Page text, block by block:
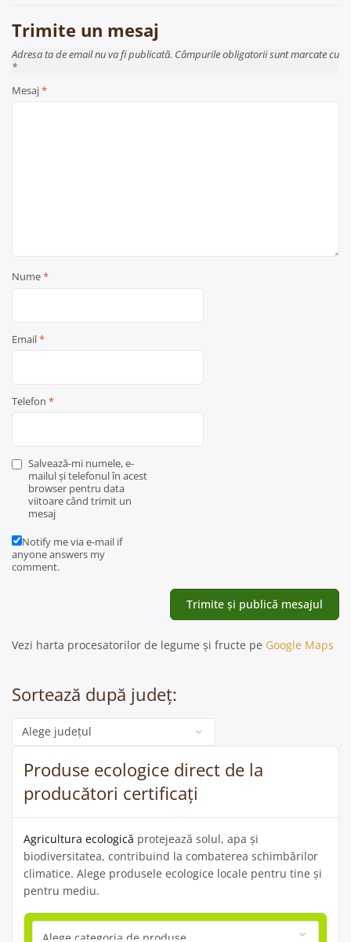
Trimite un mesaj
Adresa ta de email nu va fi publicată. Câmpurile obligatorii sunt marcate cu
*
Mesaj*
Nume*
Email*
Telefon *
Salvează-mi numele, e-
mailul și telefonul în acest
browser pentru data
viitoare când trimit un
mesaj
Notify me via e-mail if
anyone answers my
comment.
Vezi harta procesatorilor de legume și fructe pe Google Maps
Sortează după județ:
Categorie
Produse ecologice direct de la
producători certificați
Agricultura ecologică protejează solul, apa și
biodiversitatea, contribuind la combaterea schimbărilor
climatice. Alege produsele ecologice locale pentru tine și
pentru mediu.